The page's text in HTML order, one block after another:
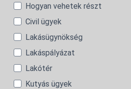
Hogyan vehetek részt
Civil ügyek
Lakásügynökség
Lakáspályázat
Lakótér
Kutyás ügyek